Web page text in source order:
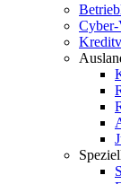
Cyber-